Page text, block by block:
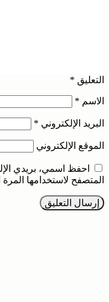
التعليق *
الاسم *
البريد الإلكتروني *
الموقع الإلكتروني
احفظ اسمي، بريدي
المتصفح لاستخدامها